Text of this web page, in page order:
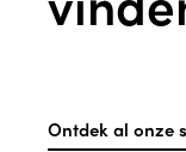
Ontdek al onze